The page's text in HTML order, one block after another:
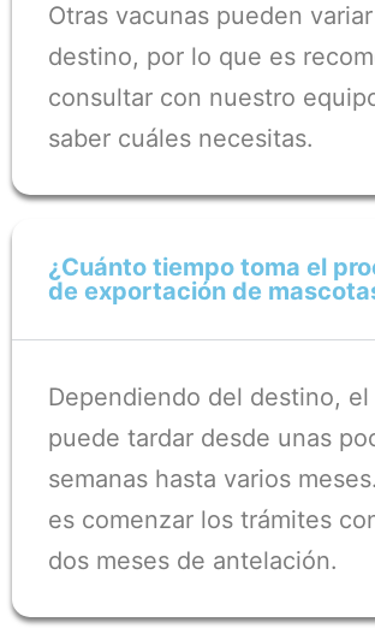
Otras vacunas pueden
destino, por lo que es
consultar con nuestro
saber cuáles necesitas.
¿Cuánto tiempo toma el
de exportación de
Dependiendo del destino, el
puede tardar desde unas
semanas hasta varios
es comenzar los trámites
dos meses de antelación.